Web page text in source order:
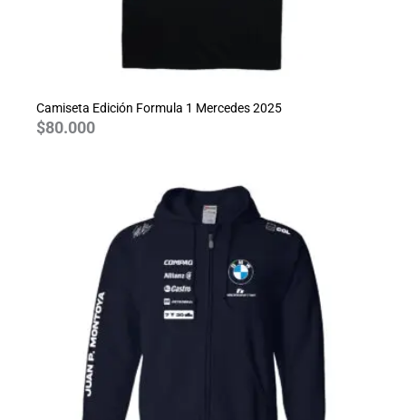
Camiseta Edición Formula 1 Mercedes 2025
$80.000